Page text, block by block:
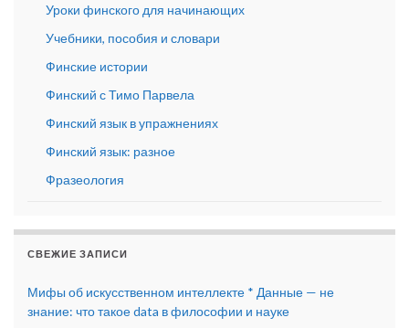
Уроки финского для начинающих
Учебники, пособия и словари
Финские истории
Финский с Тимо Парвела
Финский язык в упражнениях
Финский язык: разное
Фразеология
СВЕЖИЕ ЗАПИСИ
Мифы об искусственном интеллекте * Данные — не
знание: что такое data в философии и науке